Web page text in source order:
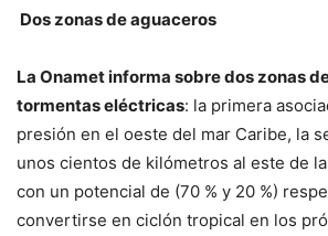
Dos zonas de aguaceros
La Onamet informa sobre dos zonas
tormentas eléctricas: la primera
presión en el oeste del mar Caribe, la
unos cientos de kilómetros al este de
con un potencial de (70 % y 20 %)
convertirse en ciclón tropical en los